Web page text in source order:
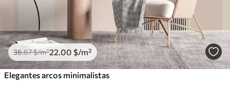
36.67$/m²22 .00 $/m²
Elegantes arcos minimalistas